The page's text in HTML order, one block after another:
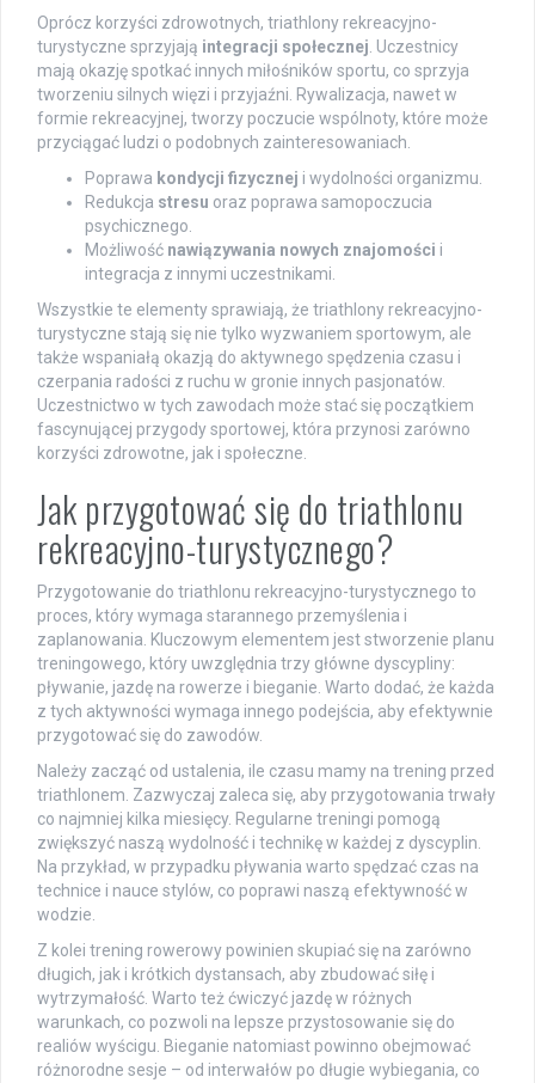
Oprócz korzyści zdrowotnych, triathlony rekreacyjno-
turystyczne sprzyjają integracji społecznej . Uczestnicy
mają okazję spotkać innych miłośników sportu, co sprzyja
tworzeniu silnych więzi i przyjaźni. Rywalizacja, nawet w
formie rekreacyjnej, tworzy poczucie wspólnoty, które może
przyciągać ludzi o podobnych zainteresowaniach.
Poprawa kondycji fizycznej i wydolności organizmu.
Redukcja stresu oraz poprawa samopoczucia
psychicznego.
Możliwość nawiązywania nowych znajomości i
integracja z innymi uczestnikami.
Wszystkie te elementy sprawiają, że triathlony rekreacyjno-
turystyczne stają się nie tylko wyzwaniem sportowym, ale
także wspaniałą okazją do aktywnego spędzenia czasu i
czerpania radości z ruchu w gronie innych pasjonatów.
Uczestnictwo w tych zawodach może stać się początkiem
fascynującej przygody sportowej, która przynosi zarówno
korzyści zdrowotne, jak i społeczne.
Jak przygotować się do triathlonu
rekreacyjno-turystycznego?
Przygotowanie do triathlonu rekreacyjno-turystycznego to
proces, który wymaga starannego przemyślenia i
zaplanowania. Kluczowym elementem jest stworzenie planu
treningowego, który uwzględnia trzy główne dyscypliny:
pływanie, jazdę na rowerze i bieganie. Warto dodać, że każda
z tych aktywności wymaga innego podejścia, aby efektywnie
przygotować się do zawodów.
Należy zacząć od ustalenia, ile czasu mamy na trening przed
triathlonem. Zazwyczaj zaleca się, aby przygotowania trwały
co najmniej kilka miesięcy. Regularne treningi pomogą
zwiększyć naszą wydolność i technikę w każdej z dyscyplin.
Na przykład, w przypadku pływania warto spędzać czas na
technice i nauce stylów, co poprawi naszą efektywność w
wodzie.
Z kolei trening rowerowy powinien skupiać się na zarówno
długich, jak i krótkich dystansach, aby zbudować siłę i
wytrzymałość. Warto też ćwiczyć jazdę w różnych
warunkach, co pozwoli na lepsze przystosowanie się do
realiów wyścigu. Bieganie natomiast powinno obejmować
różnorodne sesje – od interwałów po długie wybiegania, co